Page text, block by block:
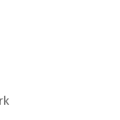
Betaalbare
vaste
dat
deze druk
diverse